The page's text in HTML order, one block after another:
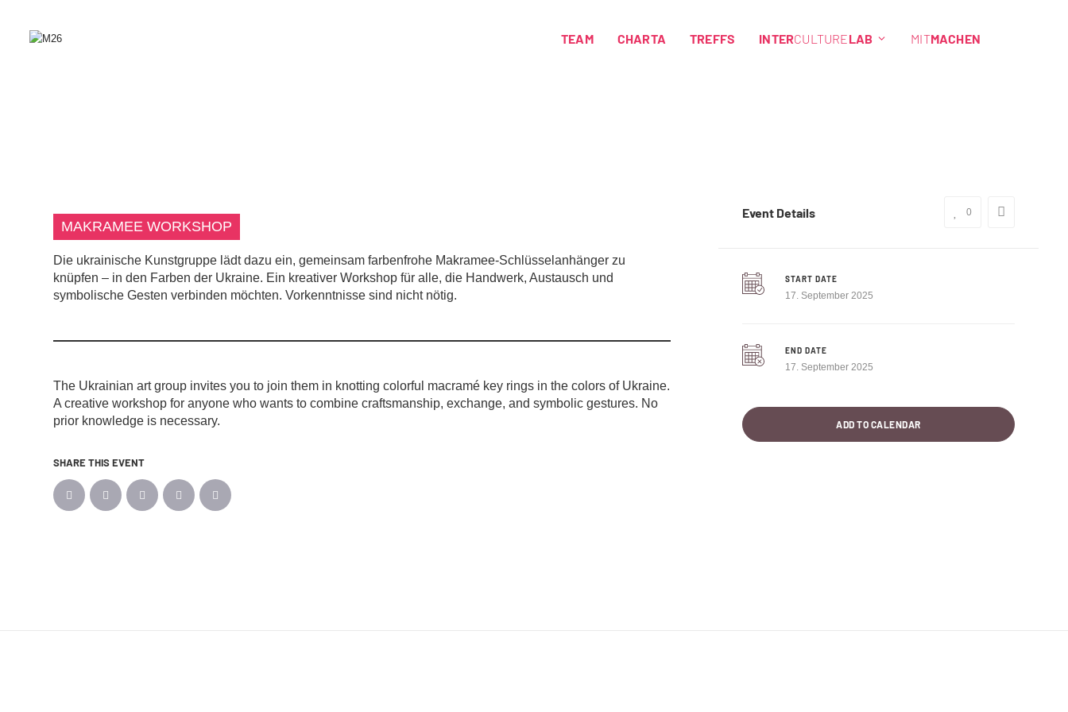
TEAM CHARTA TREFFS INTERCULTURELAB MITMACHEN
MAKRAMEE WORKSHOP
Die ukrainische Kunstgruppe lädt dazu ein, gemeinsam farbenfrohe Makramee-Schlüsselanhänger zu
knüpfen – in den Farben der Ukraine. Ein kreativer Workshop für alle, die Handwerk, Austausch und
symbolische Gesten verbinden möchten. Vorkenntnisse sind nicht nötig.
The Ukrainian art group invites you to join them in knotting colorful macramé key rings in the colors of Ukraine.
A creative workshop for anyone who wants to combine craftsmanship, exchange, and symbolic gestures. No
prior knowledge is necessary.
SHARE THIS EVENT
Event Details 0
START DATE
17. September 2025
END DATE
17. September 2025
ADD TO CALENDAR